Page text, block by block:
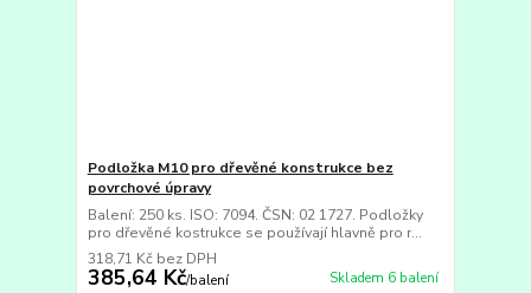
Podložka M10 pro dřevěné konstrukce bez
povrchové úpravy
Balení: 250 ks. ISO: 7094. ČSN: 02 1727. Podložky
pro dřevěné kostrukce se používají hlavně pro r...
385,64 Kč/balení
318,71 Kč bez DPH
Skladem 6 balení